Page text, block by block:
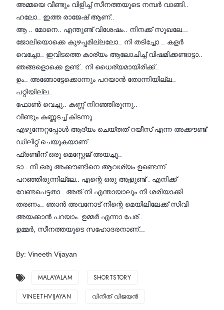
അമ്മയെ വീണ്ടും വിളിച്ച് സീനത്തയുടെ നമ്പർ വാങ്ങി..
ഹലോ.. ഇത്ത രാജേഷ് ആണ്..
ആ .. മോനെ.. എന്തുണ്ട് വിശേഷം.. നിനക്ക് സുഖലേ...
ജോലിയൊക്കെ കുഴപ്പമില്ലലോ.. നി തടിച്ചോ .. കളർ
വെച്ചോ.. ഇവിടത്തെ കാര്യം ആലോചിച്ച് വിഷമിക്കണ്ടാട്ടാ..
ഞങ്ങളൊക്കെ ഉണ്ട്.. നി ധൈര്യമായിരിക്ക്..
ഉം.. അങ്ങോട്ടേക്കൊന്നും പറയാൻ തോന്നിയില്ല..
പറ്റിയില്ല..
ഫോൺ വെച്ചു.. കണ്ണ് നിറഞ്ഞിരുന്നു..
വീണ്ടും കണ്ണടച്ച് കിടന്നു..
എഴുന്നേറ്റപ്പോൾ ആദ്യം ചെയ്‌തത്‌ റയീസ് എന്ന അക്കൗണ്ട്
ഡിലീറ്റ് ചെയുകയാണ്..
ഫ്രണ്ടിന് ഒരു മെസ്സേജ് അയച്ചു..
ടാ.. നീ ഒരു അക്കൗണ്ടിനെ ആവശ്യം ഉണ്ടെന്ന്
പറഞ്ഞിരുന്നില്ലേ.. എന്റെ ഒരു ആളുണ്ട് . എനിക്ക്
വേണ്ടപെട്ടതാ.. അത് നി എന്തായാലും നീ ശരിയാക്കി
തരണം.. ഞാൻ അവനോട് നിന്റെ മെയിലിലേക്ക് സിവി
അയക്കാൻ പറയാം. ഉമ്മർ എന്നാ പേര്..
ഉമ്മർ, സീനത്തയുടെ സഹോദരനാണ്...
By: Vineeth Vijayan
MALAYALAM SHORTSTORY
VINEETHVIJAYAN വിനീത് വിജയൻ